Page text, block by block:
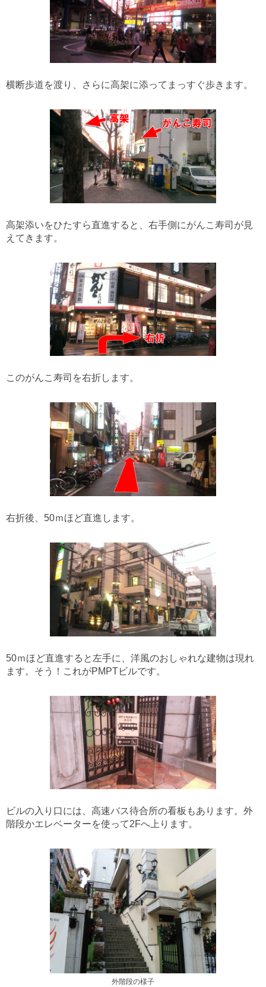
横断歩道を渡り、さらに高架に添ってまっすぐ歩きます。
高架添いをひたすら直進すると、右手側にがんこ寿司が見
えてきます。
このがんこ寿司を右折します。
右折後、50ｍほど直進します。
50ｍほど直進すると左手に、洋風のおしゃれな建物は現れ
ます。そう！これがPMPTビルです。
ビルの入り口には、高速バス待合所の看板もあります。外
階段かエレベーターを使って2Fへ上ります。
外階段の様子